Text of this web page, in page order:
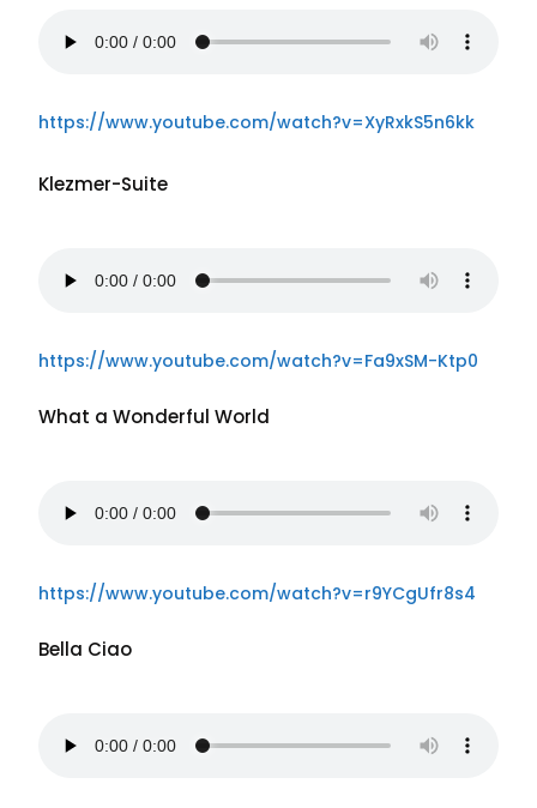
https://www.youtube.com/watch?v=XyRxkS5n6kk
Klezmer-Suite
https://www.youtube.com/watch?v=Fa9xSM-Ktp0
What a Wonderful World
https://www.youtube.com/watch?v=r9YCgUfr8s4
Bella Ciao